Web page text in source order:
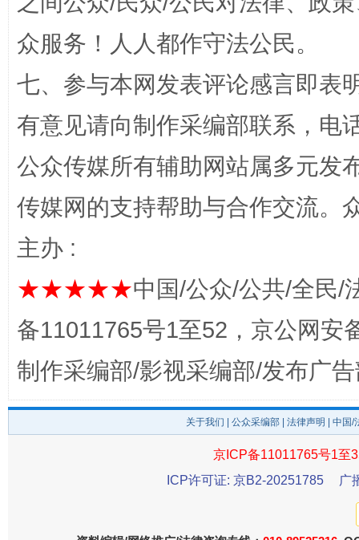
网上购药对药下症？
众服务！人人都作守法公民。
七、参与本网发表评论感言即表
有意见请向制作采编部联系，电
公众传媒所有辅助网站属多元发
传媒网的支持帮助与合作交流。
主办 :
★★★★★中国/公众/公共/全民/
备11011765号1至52，京公网安
制作采编部/影视采编部/发布广
关于我们 公众采编部 法律声明 | 中国
京ICP备11011765号1至
ICP许可证: 京B2-20251785
广